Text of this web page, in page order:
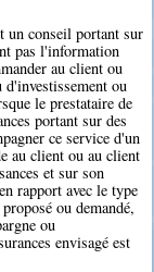
un conseil portant sur
pas l'information
au client ou
d'investissement ou
le prestataire de
portant sur des
ce service d'un
au client ou au client
et sur son
rapport avec le type
ou demandé,
ou
envisagé est